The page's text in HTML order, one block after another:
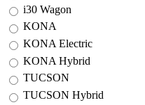
i30 Wagon
KONA
KONA Electric
KONA Hybrid
TUCSON
TUCSON Hybrid